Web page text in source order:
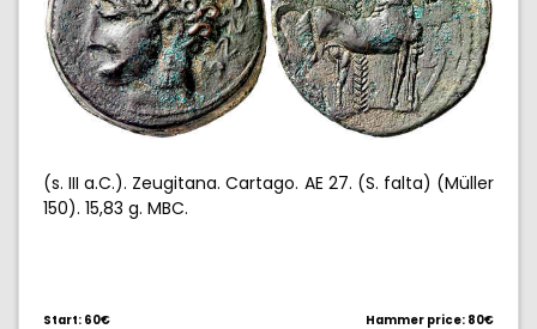
(s. III a.C.). Zeugitana. Cartago. AE 27. (S. falta) (Müller
150). 15,83 g. MBC.
Start: 60€ Hammer price: 80€